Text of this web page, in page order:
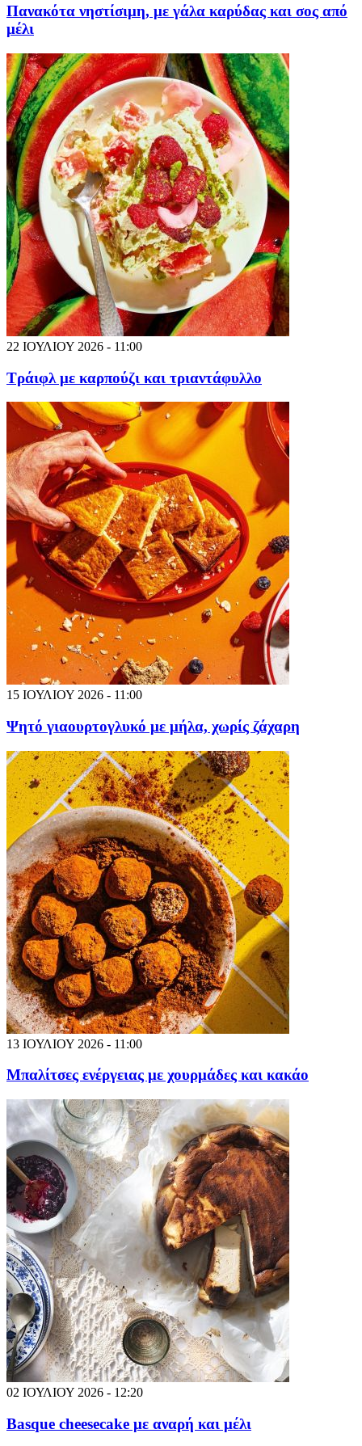
Πανακότα νηστίσιμη, με γάλα καρύδας και σος από
μέλι
22 ΙΟΥΛΙΟΥ 2026 - 11:00
Τράιφλ με καρπούζι και τριαντάφυλλο
15 ΙΟΥΛΙΟΥ 2026 - 11:00
Ψητό γιαουρτογλυκό με μήλα, χωρίς ζάχαρη
13 ΙΟΥΛΙΟΥ 2026 - 11:00
Μπαλίτσες ενέργειας με χουρμάδες και κακάο
02 ΙΟΥΛΙΟΥ 2026 - 12:20
Basque cheesecake με αναρή και μέλι